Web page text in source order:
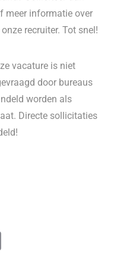
meer informatie over
recruiter. Tot snel!
vacature is niet
door bureaus
worden als
Directe sollicitaties